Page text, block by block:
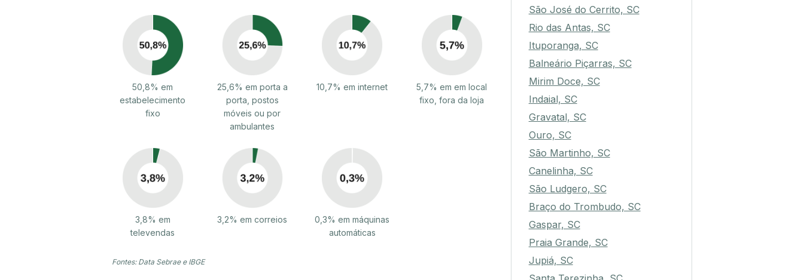
50,8% em
estabelecimento
fixo
25,6% em porta a
porta, postos
móveis ou por
ambulantes
10,7% em internet
5,7% em em local
fixo, fora da loja
3,8% em
televendas
3,2% em correios
0,3% em máquinas
automáticas
Fontes: Data Sebrae e IBGE
Modelo, SC
São José do Cerrito, SC
Rio das Antas, SC
Ituporanga, SC
Balneário Piçarras, SC
Mirim Doce, SC
Indaial, SC
Gravatal, SC
Ouro, SC
São Martinho, SC
Canelinha, SC
São Ludgero, SC
Braço do Trombudo, SC
Gaspar, SC
Praia Grande, SC
Jupiá, SC